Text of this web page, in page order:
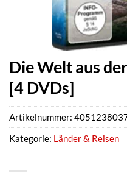
Die Welt aus
[4 DVDs]
Artikelnummer:
Kategorie: Länder & Reisen